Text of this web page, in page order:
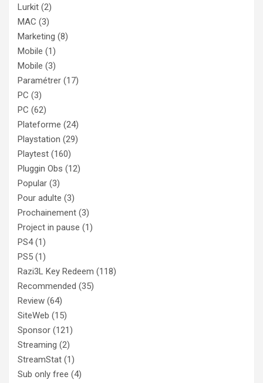
Lurkit (2)
MAC (3)
Marketing (8)
Mobile (1)
Mobile (3)
Paramétrer (17)
PC (3)
PC (62)
Plateforme (24)
Playstation (29)
Playtest (160)
Pluggin Obs (12)
Popular (3)
Pour adulte (3)
Prochainement (3)
Project in pause (1)
PS4(1)
PS5 (1)
Razi3L Key Redeem (118)
Recommended (35)
Review (64)
SiteWeb (15)
Sponsor (121)
Streaming (2)
StreamStat (1)
Sub only free (4)